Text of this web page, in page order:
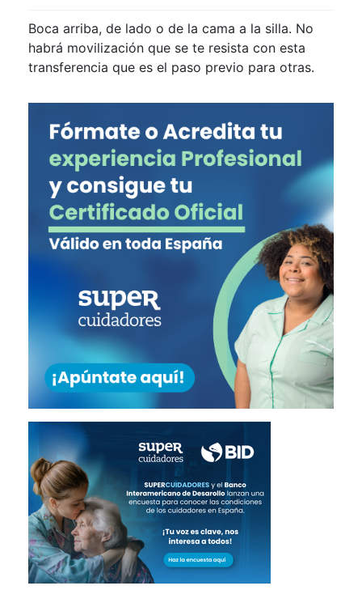
Boca arriba, de lado o de la cama a la silla. No
habrá movilización que se te resista con esta
transferencia que es el paso previo para otras.